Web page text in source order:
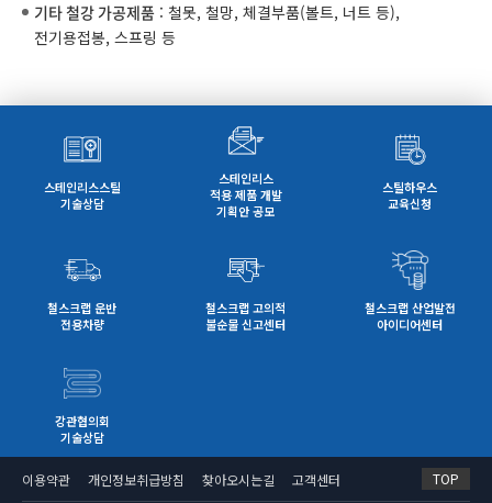
기타 철강 가공제품 : 철못, 철망, 체결부품(볼트, 너트 등),
전기용접봉, 스프링 등
스테인리스스틸
기술상담
스테인리스
적용 제품 개발
기획안 공모
스틸하우스
교육신청
철스크랩 운반
전용차량
철스크랩 고의적
불순물 신고센터
철스크랩 산업발전
아이디어센터
강관협의회
기술상담
이용약관 개인정보취급방침 찾아오시는길 고객센터 TOP